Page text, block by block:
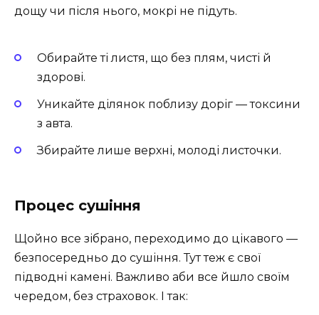
дощу чи після нього, мокрі не підуть.
Обирайте ті листя, що без плям, чисті й
здорові.
Уникайте ділянок поблизу доріг — токсини
з авта.
Збирайте лише верхні, молоді листочки.
Процес сушіння
Щойно все зібрано, переходимо до цікавого —
безпосередньо до сушіння. Тут теж є свої
підводні камені. Важливо аби все йшло своїм
чередом, без страховок. І так: